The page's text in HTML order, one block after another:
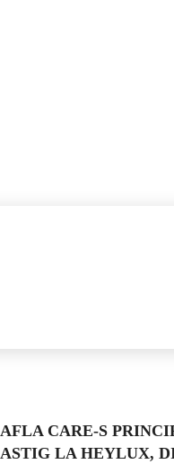
AFLA CARE-S
LA HEYLUX,